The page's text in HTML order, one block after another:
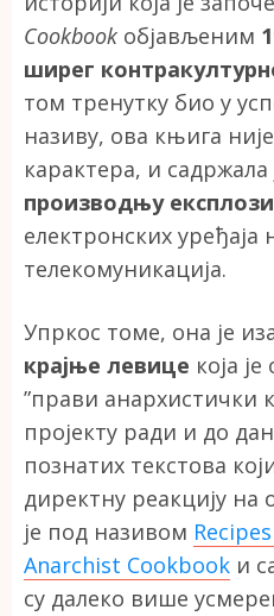
Cookbook објављеним
ширег
том тренутку био у
називу, ова књига
карактера, и садржала
производњу
електронских
телекомуникација.
Упркос томе, она је
крајње левице која
”прави анархистички
пројекту ради и до
познатих текстова
директну реакцију на
је под називом
Anarchist Cookbook и
су далеко више